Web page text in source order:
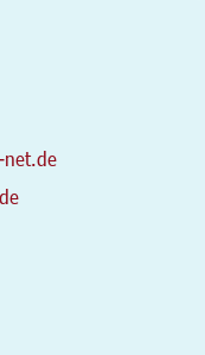
net.de